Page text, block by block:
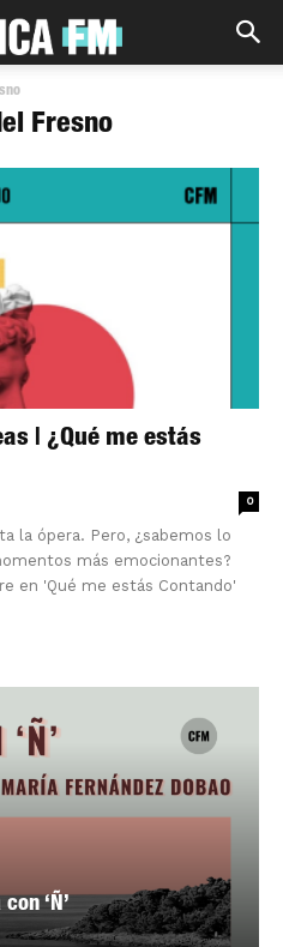
Fresno
| ¿Qué me estás
0
la ópera. Pero, ¿sabemos lo
más emocionantes?
en 'Qué me estás Contando'
‘Ñ’